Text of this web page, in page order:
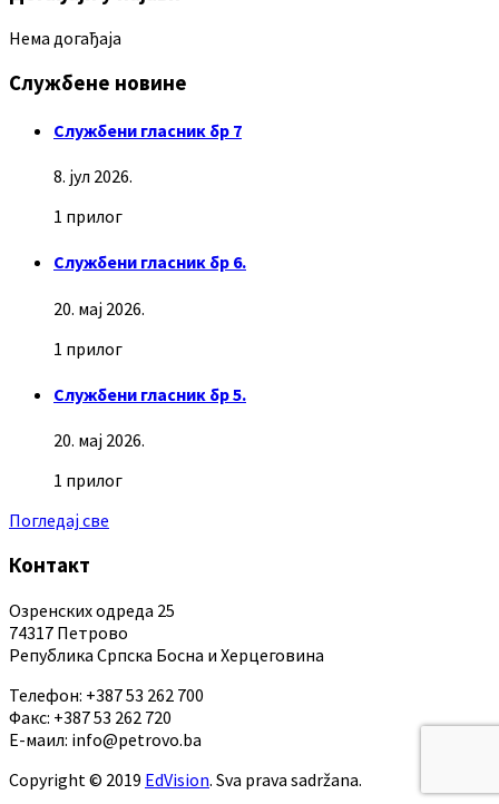
Нема догађаја
Службене новине
Службени гласник бр 7
8. јул 2026.
1 прилог
Службени гласник бр 6.
20. мај 2026.
1 прилог
Службени гласник бр 5.
20. мај 2026.
1 прилог
Погледај све
Контакт
Озренских одреда 25
74317 Петрово
Република Српска Босна и Херцеговина
Телефон: +387 53 262 700
Факс: +387 53 262 720
Е-маил: info@petrovo.ba
Copyright © 2019 EdVision. Sva prava sadržana.